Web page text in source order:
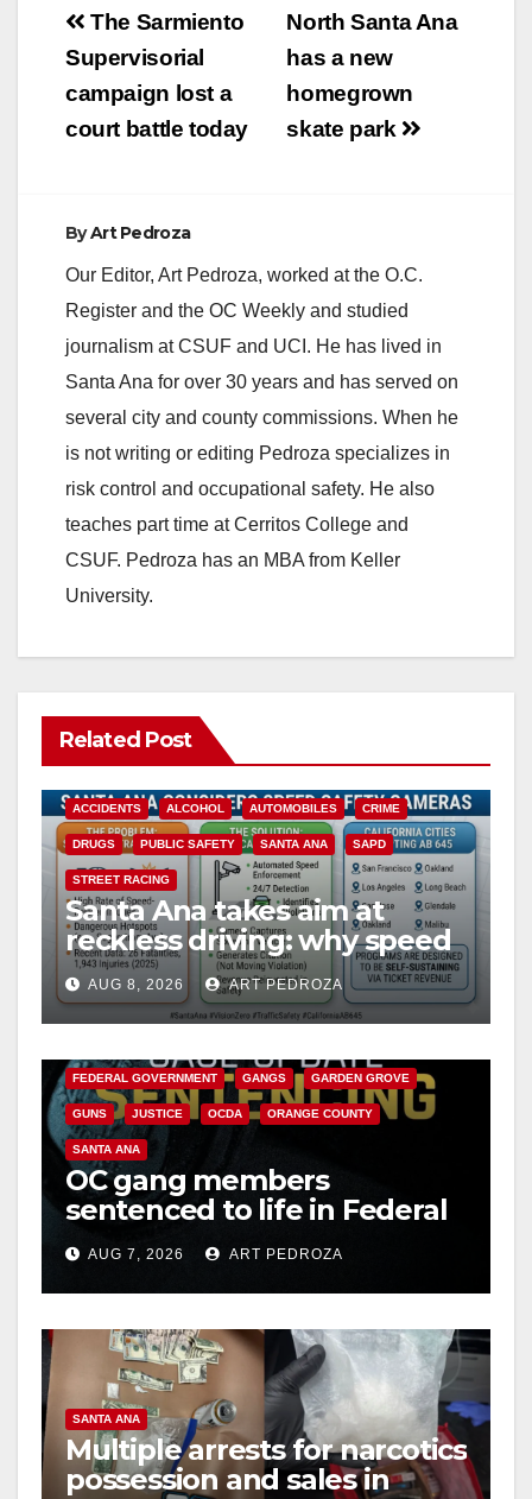
Post
navigation
North Santa Ana
has a new
homegrown
skate park
The Sarmiento
Supervisorial
campaign lost a
court battle today
ByArt Pedroza
Our Editor, Art Pedroza, worked at the O.C.
Register and the OC Weekly and studied
journalism at CSUF and UCI. He has lived in
Santa Ana for over 30 years and has served on
several city and county commissions. When he
is not writing or editing Pedroza specializes in
risk control and occupational safety. He also
teaches part time at Cerritos College and
CSUF. Pedroza has an MBA from Keller
University.
Related Post
ACCIDENTS ALCOHOL AUTOMOBILES CRIME
DRUGS PUBLIC SAFETY SANTA ANA SAPD
STREET RACING
Santa Ana takes aim at
reckless driving: why speed
cameras are a win for public
safety
AUG 8, 2026 ART PEDROZA
ANAHEIM CALIFORNIA
FEDERAL GOVERNMENT GANGS GARDEN GROVE
GUNS JUSTICE OCDA ORANGE COUNTY
SANTA ANA
OC gang members
sentenced to life in Federal
prison over Mexican Mafia
hitAUG 7, 2026 ART PEDROZA
SANTA ANA
Multiple arrests for narcotics
possession and sales in